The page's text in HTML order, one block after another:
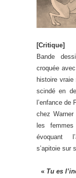
[Critique]
Bande
croquée
histoire
scindé en
l’enfance
chez
les
évoquant
s’apitoie sur
« Tu es